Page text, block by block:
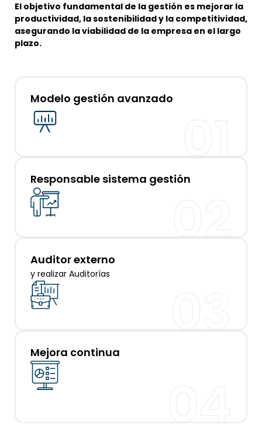
El objetivo fundamental de la gestión es mejorar la
productividad, la sostenibilidad y la competitividad,
asegurando la viabilidad de la empresa en el largo
plazo.​
Modelo gestión avanzado
01
Responsable sistema gestión
02
Auditor externo
y realizar Auditorías
03
Mejora continua
04